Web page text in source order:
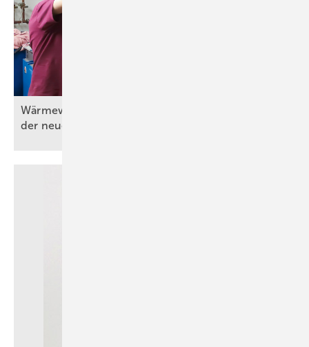
Wärmewände in der Praxis (Teil 3) – Umsetzung
der neuen